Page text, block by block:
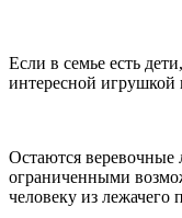
Если в семье есть
интересной
Остаются
ограниченными
человеку из лежачего